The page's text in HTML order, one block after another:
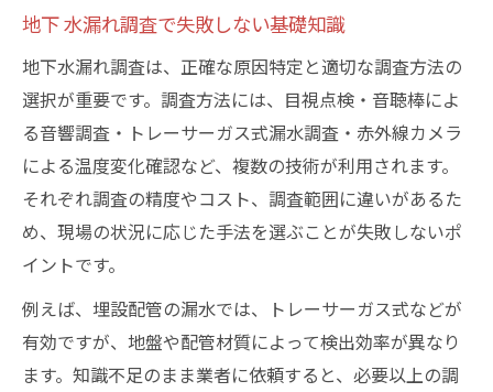
一戸建て漏水調査費用の見積もり比較術
水道局指定業者と民間業者の違いを解説
信頼できる専門業者を見極めるチェック法
戸建てで失敗しない漏水調査依頼の手順
漏水調査で無駄出費を避ける実践的ポイント
地下 水漏れ調査の費用トラブル回避術
費用を抑えるための事前セルフチェック
埋設配管の漏水調査方法の選択ポイント
トレーサーガス 漏水調査費用の内訳を解説
追加工事費用が発生しやすいケースとは
地下 水漏れ調査で失敗しない基礎知識
地下水漏れ調査は、正確な原因特定と適切な調査方法の
選択が重要です。調査方法には、目視点検・音聴棒によ
る音響調査・トレーサーガス式漏水調査・赤外線カメラ
による温度変化確認など、複数の技術が利用されます。
それぞれ調査の精度やコスト、調査範囲に違いがあるた
め、現場の状況に応じた手法を選ぶことが失敗しないポ
イントです。
例えば、埋設配管の漏水では、トレーサーガス式などが
有効ですが、地盤や配管材質によって検出効率が異なり
ます。知識不足のまま業者に依頼すると、必要以上の調